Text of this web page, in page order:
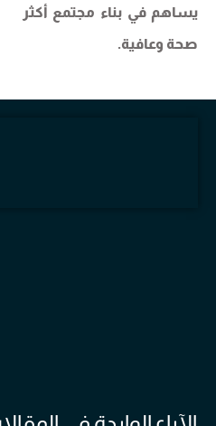
يساهم في بناء مجتمع أكثر
صحة وعافية.